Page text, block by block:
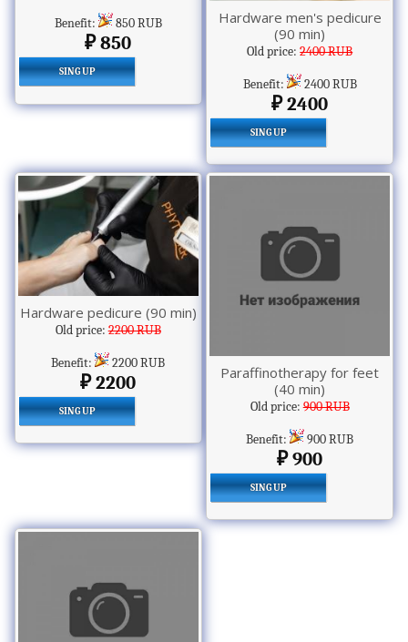
Benefit: 850 RUB
850
SING UP
Hardware men's pedicure
(90 min)
Old price:2400 RUB
Benefit: 2400 RUB
2400
SING UP
Hardware pedicure (90 min)
Old price:2200 RUB
Benefit: 2200 RUB
2200
SING UP
Paraffinotherapy for feet
(40 min)
Old price:900 RUB
Benefit: 900 RUB
900
SING UP